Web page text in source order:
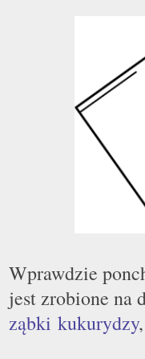
Wprawdzie
jest zrobione na
ząbki kukurydzy